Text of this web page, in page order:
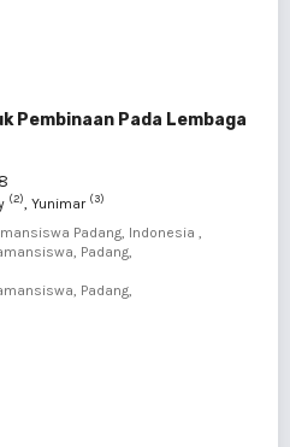
Pembinaan Pada Lembaga
(2) , Yunimar (3)
Padang, Indonesia ,
Padang,
Padang,